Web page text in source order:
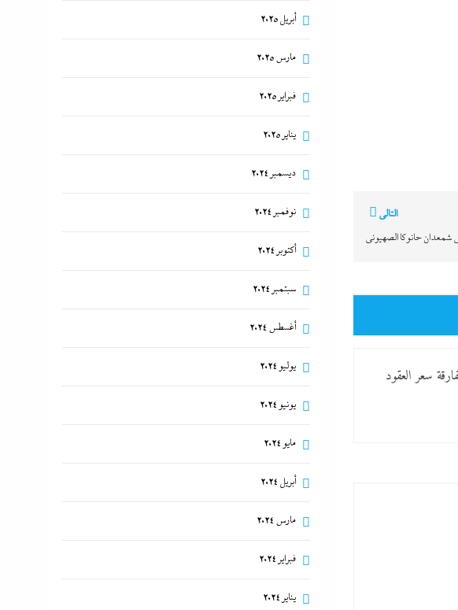
التالي
شمعدان حانوكا الصهيونى
سعر العقود
أبريل 2025
مارس 2025
فبراير 2025
يناير 2025
ديسمبر 2024
نوفمبر 2024
أكتوبر 2024
سبتمبر 2024
أغسطس 2024
يوليو 2024
يونيو 2024
مايو 2024
أبريل 2024
مارس 2024
فبراير 2024
يناير 2024